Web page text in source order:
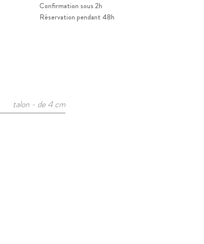
Confirmation sous 2h
Réservation pendant 48h
talon - de 4 cm